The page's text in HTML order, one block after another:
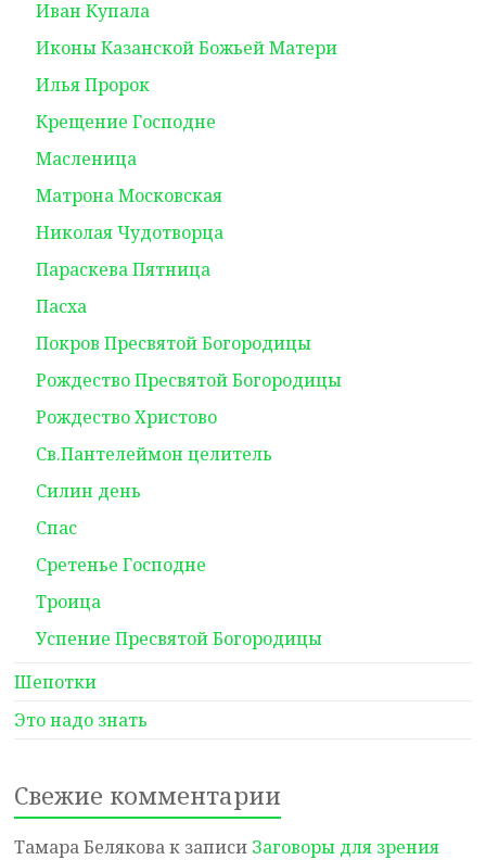
Иван Купала
Иконы Казанской Божьей Матери
Илья Пророк
Крещение Господне
Масленица
Матрона Московская
Николая Чудотворца
Параскева Пятница
Пасха
Покров Пресвятой Богородицы
Рождество Пресвятой Богородицы
Рождество Христово
Св.Пантелеймон целитель
Силин день
Спас
Сретенье Господне
Троица
Успение Пресвятой Богородицы
Шепотки
Это надо знать
Свежие комментарии
Тамара Беляковак записи Заговоры для зрения